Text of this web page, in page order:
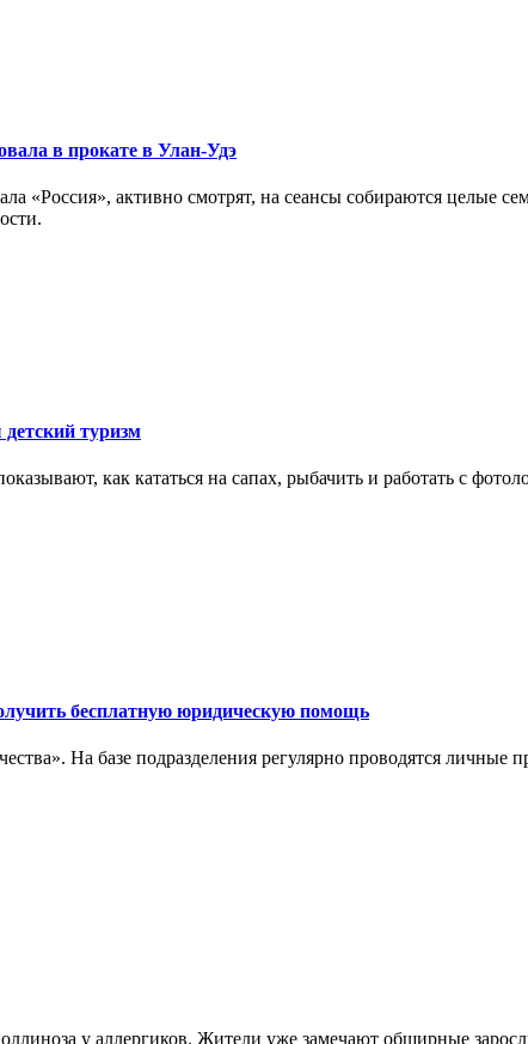
в прокате в Улан‑Удэ
«Россия», активно смотрят, на сеансы собираются целые
туризм
как кататься на сапах, рыбачить и работать с
бесплатную юридическую помощь
На базе подразделения регулярно проводятся личные
у аллергиков. Жители уже замечают обширные